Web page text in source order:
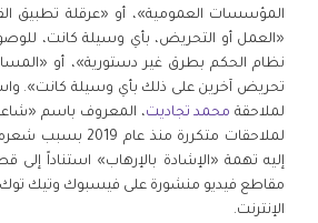
المؤسسات العمومية»، أو «عرقلة تطبيق
«العمل أو التحريض، بأي وسيلة كانت،
نظام الحكم بطرق غير دستورية»، أو
لملاحقة محمد تجاديت، المعروف باسم
لملاحقات متكررة
إليه تهمة «الإشادة بالإرهاب» استناداً إلى
مقاطع فيديو منشورة على فيسبوك وتيك توك
الإنترنت.